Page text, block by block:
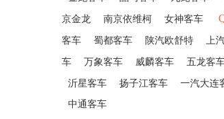
京金龙 南京依维柯 女神客车
客车 蜀都客车 陕汽欧舒特 上
车 万象客车 威麟客车 五龙客
沂星客车 扬子江客车 一汽大连
中通客车